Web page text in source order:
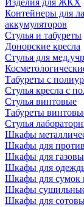
Изделия для ЖКХ
Контейнеры для
аккумуляторов
Стулья и табуреты
Донорские кресла
Стулья для
Табуреты с
Стулья кресла с
Стулья винтовые
Табуреты
Стулья
Шкафы
Шкафы для
Шкафы для
Шкафы для
Шкафы для сумок
Шкафы
Шкафы для